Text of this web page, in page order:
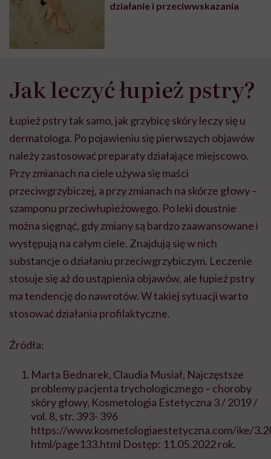
działanie i przeciwwskazania
Jak leczyć łupież pstry?
Łupież pstry tak samo, jak grzybicę skóry leczy się u
dermatologa. Po pojawieniu się pierwszych objawów
należy zastosować preparaty działające miejscowo.
Przy zmianach na ciele używa się maści
przeciwgrzybiczej, a przy zmianach na skórze głowy –
szamponu przeciwłupieżowego. Po leki doustnie
można sięgnąć, gdy zmiany są bardzo zaawansowane i
występują na całym ciele. Znajdują się w nich
substancje o działaniu przeciwgrzybiczym. Leczenie
stosuje się aż do ustąpienia objawów, ale łupież pstry
ma tendencję do nawrotów. W takiej sytuacji warto
stosować działania profilaktyczne.
Źródła:
Marta Bednarek, Claudia Musiał, Najczęstsze
problemy pacjenta trychologicznego – choroby
skóry głowy, Kosmetologia Estetyczna 3 / 2019 /
vol. 8, str. 393- 396
https://www.kosmetologiaestetyczna.com/ike/
html/page133.html Dostęp: 11.05.2022 rok.